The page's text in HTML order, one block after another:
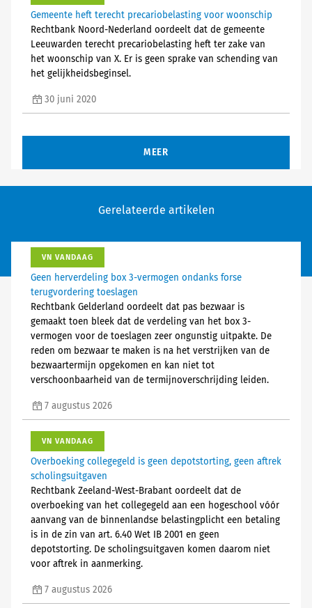
Gemeente heft terecht precariobelasting voor woonschip
Rechtbank Noord-Nederland oordeelt dat de gemeente
Leeuwarden terecht precariobelasting heft ter zake van
het woonschip van X. Er is geen sprake van schending van
het gelijkheidsbeginsel.
30 juni 2020
MEER
Gerelateerde artikelen
VN VANDAAG
Geen herverdeling box 3-vermogen ondanks forse
terugvordering toeslagen
Rechtbank Gelderland oordeelt dat pas bezwaar is
gemaakt toen bleek dat de verdeling van het box 3-
vermogen voor de toeslagen zeer ongunstig uitpakte. De
reden om bezwaar te maken is na het verstrijken van de
bezwaartermijn opgekomen en kan niet tot
verschoonbaarheid van de termijnoverschrijding leiden.
7 augustus 2026
VN VANDAAG
Overboeking collegegeld is geen depotstorting, geen aftrek
scholingsuitgaven
Rechtbank Zeeland-West-Brabant oordeelt dat de
overboeking van het collegegeld aan een hogeschool vóór
aanvang van de binnenlandse belastingplicht een betaling
is in de zin van art. 6.40 Wet IB 2001 en geen
depotstorting. De scholingsuitgaven komen daarom niet
voor aftrek in aanmerking.
7 augustus 2026